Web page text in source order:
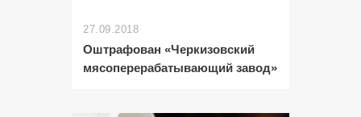
27.09.2018
Оштрафован «Черкизовский
мясоперерабатывающий завод»